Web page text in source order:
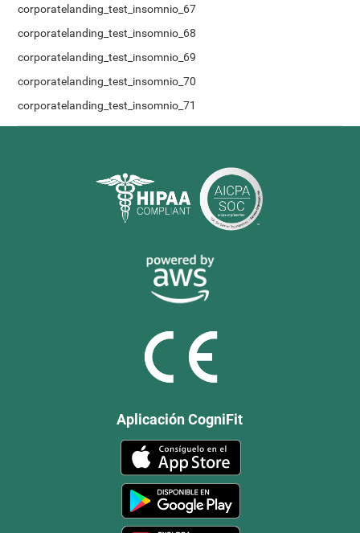
corporatelanding_test_insomnio_67
corporatelanding_test_insomnio_68
corporatelanding_test_insomnio_69
corporatelanding_test_insomnio_70
corporatelanding_test_insomnio_71
Aplicación CogniFit